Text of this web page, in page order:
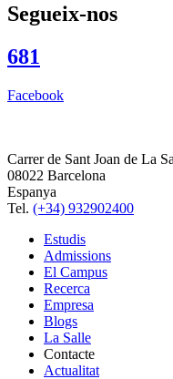
Segueix-nos
681
Facebook
Carrer de Sant Joan de La
08022 Barcelona
Espanya
Tel. (+34) 932902400
Estudis
Admissions
El Campus
Recerca
Empresa
Blogs
La Salle
Contacte
Actualitat